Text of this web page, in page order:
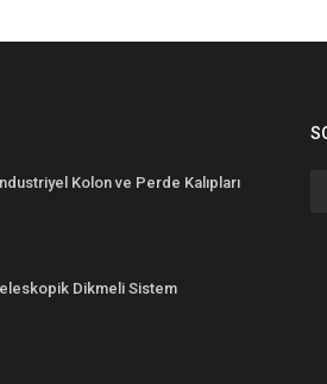
Kolon ve Perde Kalıpları
Dikmeli Sistem